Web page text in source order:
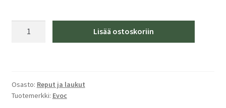
määrä
Lisää ostoskoriin
Osasto: Reput ja laukut
Tuotemerkki: Evoc